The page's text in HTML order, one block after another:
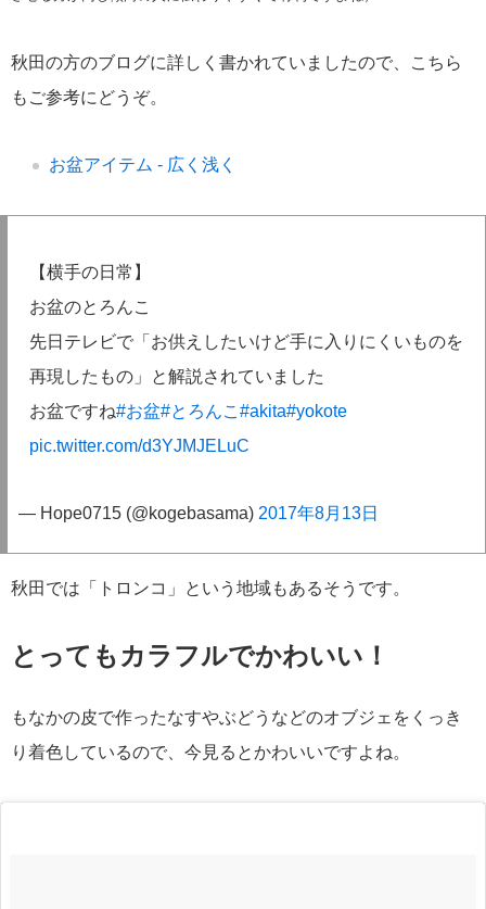
秋田の方のブログに詳しく書かれていましたので、こちら
もご参考にどうぞ。
お盆アイテム - 広く浅く
【横手の日常】
お盆のとろんこ
先日テレビで「お供えしたいけど手に入りにくいものを
再現したもの」と解説されていました
お盆ですね#お盆#とろんこ #akita#yokote
pic.twitter.com/d3YJMJELuC
— Hope0715 (@kogebasama) 2017年8月13日
秋田では「トロンコ」という地域もあるそうです。
とってもカラフルでかわいい！
もなかの皮で作ったなすやぶどうなどのオブジェをくっき
り着色しているので、今見るとかわいいですよね。